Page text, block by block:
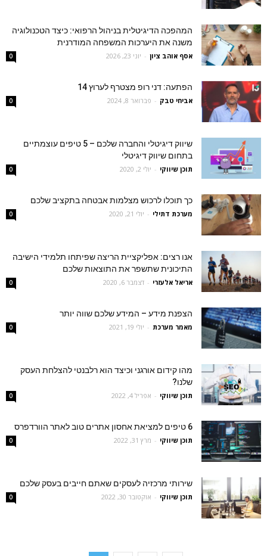
המהפכה הדיגיטלית בניהול הרפואי: כיצד הטכנולוגיה
משנה את היערכות המשפחה המודרנית
אסף אוהב ציון - יוני 23, 2026 0
הפתעה: דני רופ מצטרף לערוץ 14
אביחי טבק - פברואר 8, 2024 0
שיווק דיגיטלי והחברה שלכם – 5 טיפים עוצמתיים
בתחום שיווק דיגיטלי
תוכן שיווקי - יולי 2, 2020 0
כך תוכלו לרכוש מצלמות אבטחה בתקציב שלכם
מערכת דתילי - יולי 21, 2020 0
אנו רצים: אפליקציית הריצה שפיתחו תלמידי הישיבה
התיכונית שתשפר את התוצאות שלכם
אריאל אלעזרי - דצמבר 6, 2020 0
הצפנת מידע – המידע שלכם שווה יותר
מאמר מערכת - יולי 19, 2021 0
מהו קידום אורגני וכיצד הוא רלבנטי להצלחת העסק
שלנו?
תוכן שיווקי - אפריל 4, 2022 0
6 טיפים למציאת אחסון אתרים טוב לאתר הוורדפרס
תוכן שיווקי - מרץ 31, 2022 0
שירותי מרכזיה לעסקים שאתם חייבים בעסק שלכם
תוכן שיווקי - אוקטובר 30, 2022 0